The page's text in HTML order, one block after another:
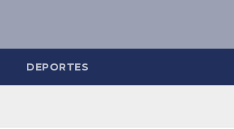
DEPORTES